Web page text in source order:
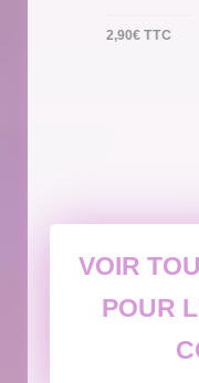
2,90€ TTC
VOIR
POUR